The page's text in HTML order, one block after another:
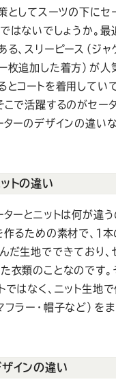
としてスーツの下にセ
はないでしょうか。最
る、スリーピース（ジャ
枚追加した着方）が
とコートを着用してい
こで活躍するのがセー
ターのデザインの違い
トの違い
ターとニットは何が違
作るための素材で、１
だ生地でできており、
衣類のことなのです。
ではなく、ニット生地
フラー・帽子など）を
インの違い